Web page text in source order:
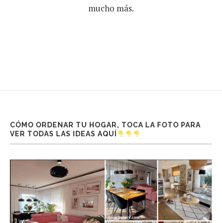
mucho más.
CÓMO ORDENAR TU HOGAR, TOCA LA FOTO PARA
VER TODAS LAS IDEAS AQUÍ